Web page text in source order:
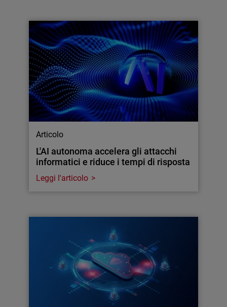
Articolo
L'AI autonoma accelera gli attacchi
informatici e riduce i tempi di risposta
Leggi l'articolo